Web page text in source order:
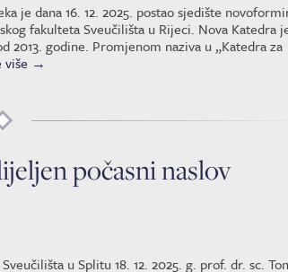
je dana 16. 12. 2025. postao sjedište
fakulteta Sveučilišta u Rijeci. Nova Katedra
godine. Promjenom naziva u „Katedra za
više →
počasni naslov
u Splitu 18. 12. 2025. g. prof. dr. sc.